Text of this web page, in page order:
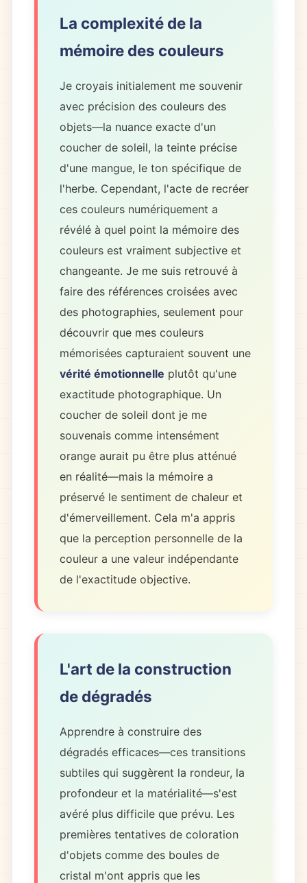
La complexité de la
mémoire des couleurs
Je croyais initialement me souvenir
avec précision des couleurs des
objets—la nuance exacte d'un
coucher de soleil, la teinte précise
d'une mangue, le ton spécifique de
l'herbe. Cependant, l'acte de recréer
ces couleurs numériquement a
révélé à quel point la mémoire des
couleurs est vraiment subjective et
changeante. Je me suis retrouvé à
faire des références croisées avec
des photographies, seulement pour
découvrir que mes couleurs
mémorisées capturaient souvent une
vérité émotionnelle plutôt qu'une
exactitude photographique. Un
coucher de soleil dont je me
souvenais comme intensément
orange aurait pu être plus atténué
en réalité—mais la mémoire a
préservé le sentiment de chaleur et
d'émerveillement. Cela m'a appris
que la perception personnelle de la
couleur a une valeur indépendante
de l'exactitude objective.
L'art de la construction
de dégradés
Apprendre à construire des
dégradés efficaces—ces transitions
subtiles qui suggèrent la rondeur, la
profondeur et la matérialité—s'est
avéré plus difficile que prévu. Les
premières tentatives de coloration
d'objets comme des boules de
cristal m'ont appris que les